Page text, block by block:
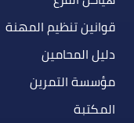
قوانين تنظيم المهنة
دليل المحامين
مؤسسة التمرين
المكتبة